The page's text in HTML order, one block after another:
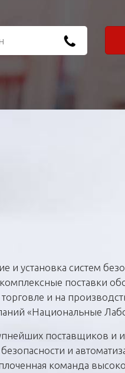
и установка систем
поставки
и на
«Национальные
поставщиков и
и
команда